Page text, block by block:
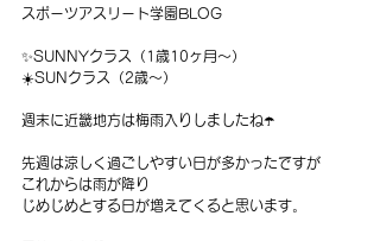
スポーツアスリート学園BLOG
✨SUNNYクラス（1歳10ヶ月〜）
☀️SUNクラス（2歳〜）
週末に近畿地方は梅雨入りしましたね☂️
先週は涼しく過ごしやすい日が多かったですが
これからは雨が降り
じめじめとする日が増えてくると思います。